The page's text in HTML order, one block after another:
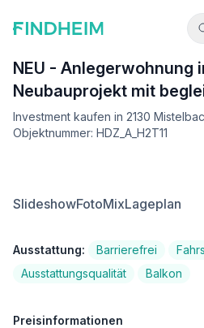
NEU - Anlegerwohnung
Neubauprojekt mit
Investment kaufen in 2130
Objektnummer: HDZ_A_H2T11
SlideshowFotoMixLageplan
Ausstattung: Barrierefrei
Ausstattungsqualität
Balkon
Preisinformationen